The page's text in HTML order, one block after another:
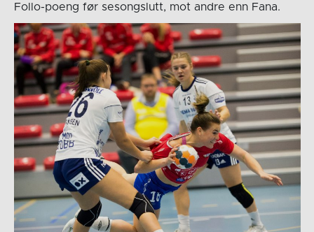
Follo-poeng før sesongslutt, mot andre enn Fana.